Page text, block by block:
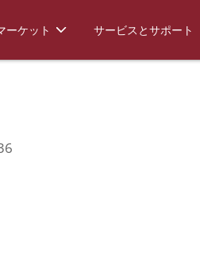
ーケット サービスとサポート